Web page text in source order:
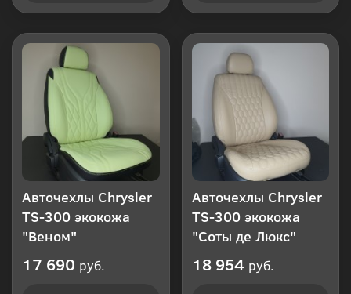
Авточехлы Chrysler
TS-300 экокожа
"Веном"
17 690 руб.
Авточехлы Chrysler
TS-300 экокожа
"Соты де Люкс"
18 954 руб.